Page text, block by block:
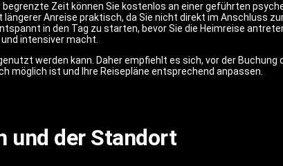
Zeit können Sie kostenlos an einer geführten
Anreise praktisch, da Sie nicht direkt im Anschluss
in den Tag zu starten, bevor Sie die Heimreise
intensiver macht.
werden kann. Daher empfiehlt es sich, vor der Buchung
möglich ist und Ihre Reisepläne entsprechend anpassen.
und der Standort